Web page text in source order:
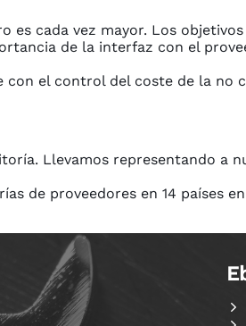
es cada vez mayor. Los
de la interfaz con el
el control del coste de la no
Llevamos representando a
de proveedores en 14 países